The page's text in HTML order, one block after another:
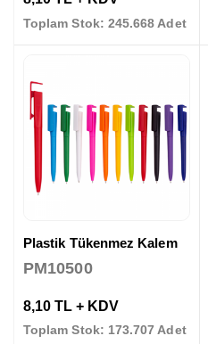
Toplam Stok: 245.668 Adet
Plastik Tükenmez Kalem
PM10500
8,10 TL + KDV
Toplam Stok: 173.707 Adet